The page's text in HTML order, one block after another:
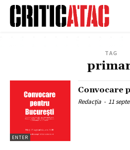
TAG
ENTER
Convocare
Redacția - 11